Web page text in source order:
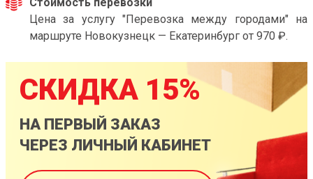
Цена за услугу "Перевозка между городами" на
маршруте Новокузнецк — Екатеринбург от 970 ₽.
СКИДКА 15%
НА ПЕРВЫЙ ЗАКАЗ
ЧЕРЕЗ ЛИЧНЫЙ КАБИНЕТ